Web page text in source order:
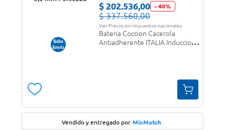
$ 202.536,00 -40%
$ 337.560,00
Ver Precio sin impuestos nacionales
Bateria Coccion Cacerola
Antiadherente ITALIA Induccion
Vendido y entregado por MixMatch